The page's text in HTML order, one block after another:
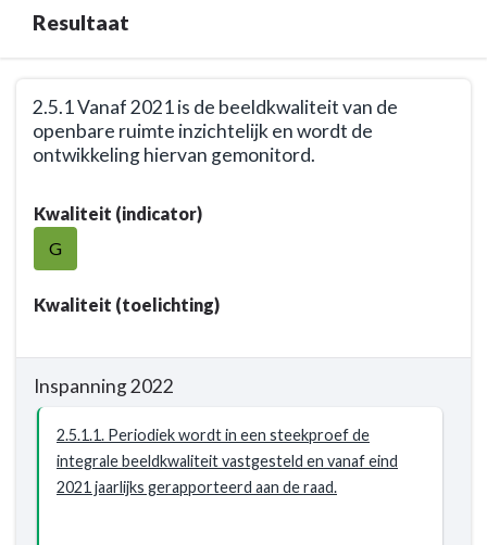
Resultaat
navigatie
openbare
ruimte
wordt
doelmatig
onderhouden
Resultaat
2.5.1 Vanaf 2021 is de beeldkwaliteit van de
openbare ruimte inzichtelijk en wordt de
ontwikkeling hiervan gemonitord.
naar
navigatie
Opgave:
ruimte
wordt
sober
doelmatig
Kwaliteit (indicator)
G
Kwaliteit (toelichting)
Inspanning 2022
2.5.1.1. Periodiek wordt in een steekproef de
integrale beeldkwaliteit vastgesteld en vanaf eind
2021 jaarlijks gerapporteerd aan de raad.